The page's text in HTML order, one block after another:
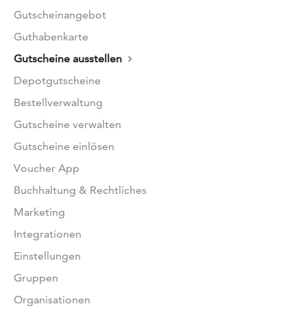
Gutscheinangebot
Guthabenkarte
Gutscheine ausstellen
Depotgutscheine
Bestellverwaltung
Gutscheine verwalten
Gutscheine einlösen
Voucher App
Buchhaltung & Rechtliches
Marketing
Integrationen
Einstellungen
Gruppen
Organisationen